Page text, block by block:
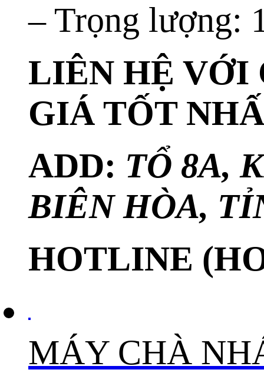
– Trọng lượng:
LIÊN HỆ VỚI
GIÁ TỐT
ADD: TỔ 8A,
BIÊN HÒA,
HOTLINE
MÁY CHÀ